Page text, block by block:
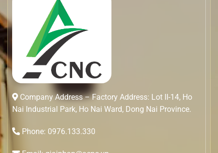
Company Address – Factory Address: Lot II-14, Ho
Nai Industrial Park, Ho Nai Ward, Dong Nai Province.
Phone: 0976.133.330